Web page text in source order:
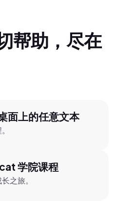
帮助，尽在
面上的任意文本
学院课程
之旅。